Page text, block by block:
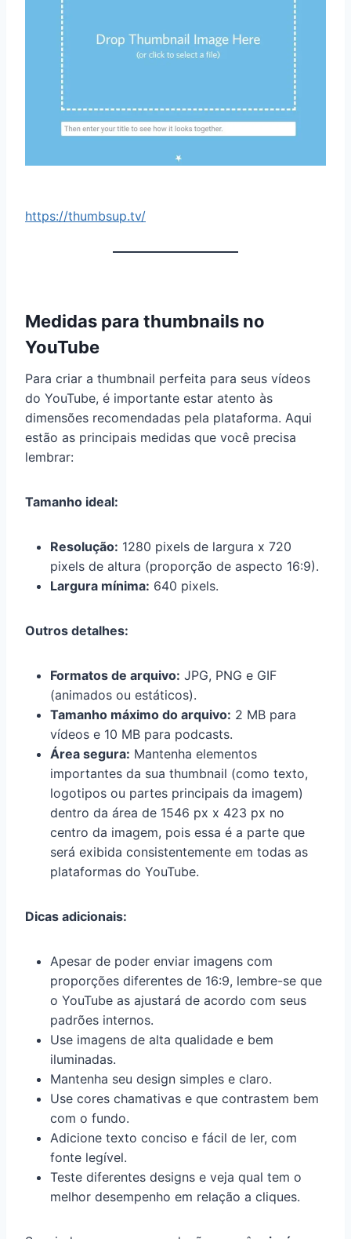
https://thumbsup.tv/
Medidas para thumbnails no
YouTube
Para criar a thumbnail perfeita para seus vídeos
do YouTube, é importante estar atento às
dimensões recomendadas pela plataforma. Aqui
estão as principais medidas que você precisa
lembrar:
Tamanho ideal:
Resolução: 1280 pixels de largura x 720
pixels de altura (proporção de aspecto 16:9).
Largura mínima: 640 pixels.
Outros detalhes:
Formatos de arquivo: JPG, PNG e GIF
(animados ou estáticos).
Tamanho máximo do arquivo: 2 MB para
vídeos e 10 MB para podcasts.
Área segura: Mantenha elementos
importantes da sua thumbnail (como texto,
logotipos ou partes principais da imagem)
dentro da área de 1546 px x 423 px no
centro da imagem, pois essa é a parte que
será exibida consistentemente em todas as
plataformas do YouTube.
Dicas adicionais:
Apesar de poder enviar imagens com
proporções diferentes de 16:9, lembre-se que
o YouTube as ajustará de acordo com seus
padrões internos.
Use imagens de alta qualidade e bem
iluminadas.
Mantenha seu design simples e claro.
Use cores chamativas e que contrastem bem
com o fundo.
Adicione texto conciso e fácil de ler, com
fonte legível.
Teste diferentes designs e veja qual tem o
melhor desempenho em relação a cliques.